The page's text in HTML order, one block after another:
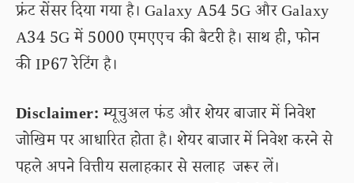
फ्रंट सेंसर दिया गया है। Galaxy A54 5G और Galaxy
A34 5G में 5000 एमएएच की बैटरी है। साथ ही, फोन
की IP67 रेटिंग है।
Disclaimer:म्यूचुअल फंड और शेयर बाजार में निवेश
जोखिम पर आधारित होता है। शेयर बाजार में निवेश करने से
पहले अपने वित्तीय सलाहकार से सलाह जरूर लें।